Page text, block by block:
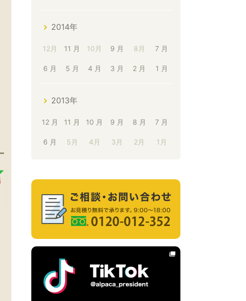
2014年
12月 11 月 10月 9 月 8月 7 月
6 月 5 月 4 月 3 月 2 月 1 月
2013年
12 月 11 月 10 月 9 月 8 月 7 月
6 月 5月 4月 3月 2月 1月